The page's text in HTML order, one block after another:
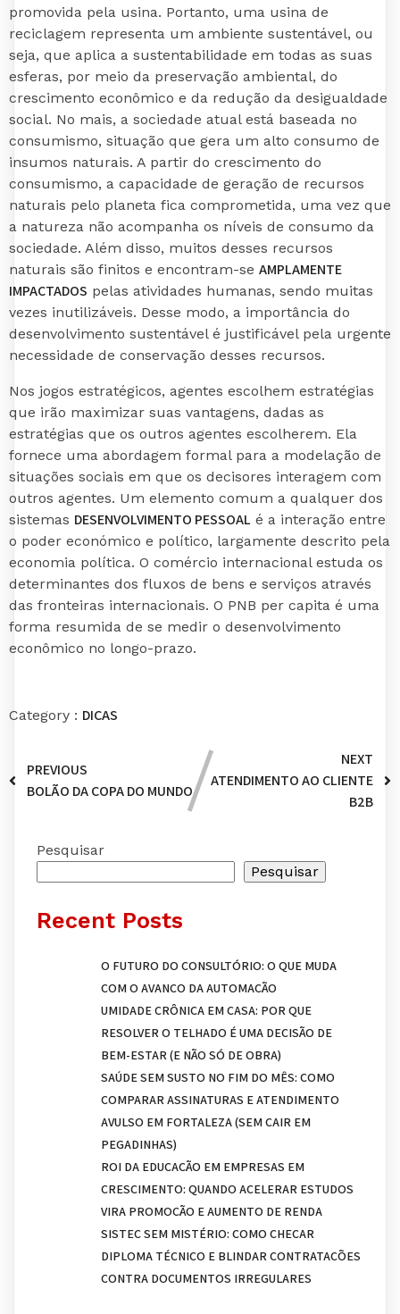
promovida pela usina. Portanto, uma usina de
reciclagem representa um ambiente sustentável, ou
seja, que aplica a sustentabilidade em todas as suas
esferas, por meio da preservação ambiental, do
crescimento econômico e da redução da desigualdade
social. No mais, a sociedade atual está baseada no
consumismo, situação que gera um alto consumo de
insumos naturais. A partir do crescimento do
consumismo, a capacidade de geração de recursos
naturais pelo planeta fica comprometida, uma vez que
a natureza não acompanha os níveis de consumo da
sociedade. Além disso, muitos desses recursos
naturais são finitos e encontram-se AMPLAMENTE
IMPACTADOS pelas atividades humanas, sendo muitas
vezes inutilizáveis. Desse modo, a importância do
desenvolvimento sustentável é justificável pela urgente
necessidade de conservação desses recursos.
Nos jogos estratégicos, agentes escolhem estratégias
que irão maximizar suas vantagens, dadas as
estratégias que os outros agentes escolherem. Ela
fornece uma abordagem formal para a modelação de
situações sociais em que os decisores interagem com
outros agentes. Um elemento comum a qualquer dos
sistemas DESENVOLVIMENTO PESSOAL é a interação entre
o poder económico e político, largamente descrito pela
economia política. O comércio internacional estuda os
determinantes dos fluxos de bens e serviços através
das fronteiras internacionais. O PNB per capita é uma
forma resumida de se medir o desenvolvimento
econômico no longo-prazo.
Category : DICAS
PREVIOUS
BOLÃO DA COPA DO MUNDO
NEXT
ATENDIMENTO AO CLIENTE
B2B
Pesquisar
Pesquisar
Recent Posts
O FUTURO DO CONSULTÓRIO: O QUE MUDA
COM O AVANÇO DA AUTOMAÇÃO
UMIDADE CRÔNICA EM CASA: POR QUE
RESOLVER O TELHADO É UMA DECISÃO DE
BEM-ESTAR (E NÃO SÓ DE OBRA)
SAÚDE SEM SUSTO NO FIM DO MÊS: COMO
COMPARAR ASSINATURAS E ATENDIMENTO
AVULSO EM FORTALEZA (SEM CAIR EM
PEGADINHAS)
ROI DA EDUCAÇÃO EM EMPRESAS EM
CRESCIMENTO: QUANDO ACELERAR ESTUDOS
VIRA PROMOÇÃO E AUMENTO DE RENDA
SISTEC SEM MISTÉRIO: COMO CHECAR
DIPLOMA TÉCNICO E BLINDAR CONTRATAÇÕES
CONTRA DOCUMENTOS IRREGULARES